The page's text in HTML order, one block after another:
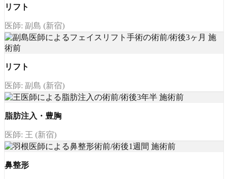
リフト
医師: 副島 (新宿)
リフト
医師: 副島 (新宿)
脂肪注入・豊胸
医師: 王 (新宿)
鼻整形